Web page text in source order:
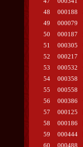
48
000188
49
000079
50
000187
51
000305
52
000217
53
000532
54
000358
55
000558
56
000386
57
000125
58
000186
59
000444
60
000488